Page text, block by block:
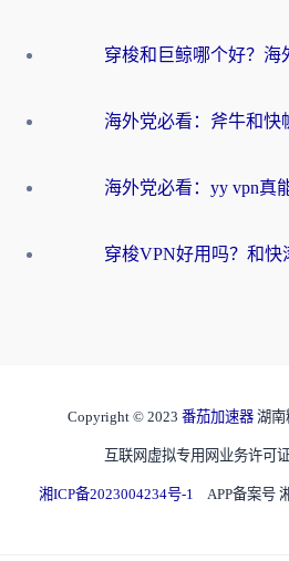
Copyright © 2023 番茄加速器 湖南
互联网虚拟专用网业务许可
湘ICP备2023004234号-1 APP备案号